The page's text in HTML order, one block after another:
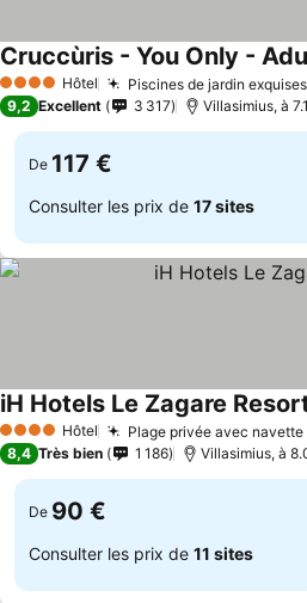
4 Étoiles Hôtel Piscines de jardin exquises
Cruccùris - You Only -
9,2 Excellent 3 317 Villasimius, à
De 117 €
Consulter les prix de 17 sites
4 Étoiles Hôtel Plage privée avec navette
iH Hotels Le Zagare
8,4 Très bien 1 186 Villasimius, à
De 90 €
Consulter les prix de 11 sites